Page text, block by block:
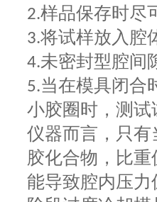
2.样品保存时尽
3.将试样放入腔
4.未密封型腔间
5.当在模具闭合
小胶圈时，测
仪器而言，只
胶化合物，比重
能导致腔内压